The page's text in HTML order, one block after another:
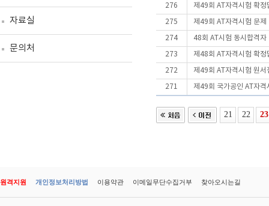
자료실
문의처
276 제49회 AT자격시험 확정
275 제49회 AT자격시험 문
274 48회 AT시험 동시합격
273 제48회 AT자격시험 확정
272 제49회 AT자격시험 원서
271 제49회 국가공인 AT자격
21 22 23
원격지원 개인정보처리방법 이용약관 이메일무단수집거부 찾아오시는길